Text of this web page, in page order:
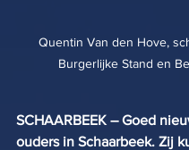
Quentin Van den Hove,
Burgerlijke Stand en
SCHAARBEEK – Goed
ouders in Schaarbeek. Zij